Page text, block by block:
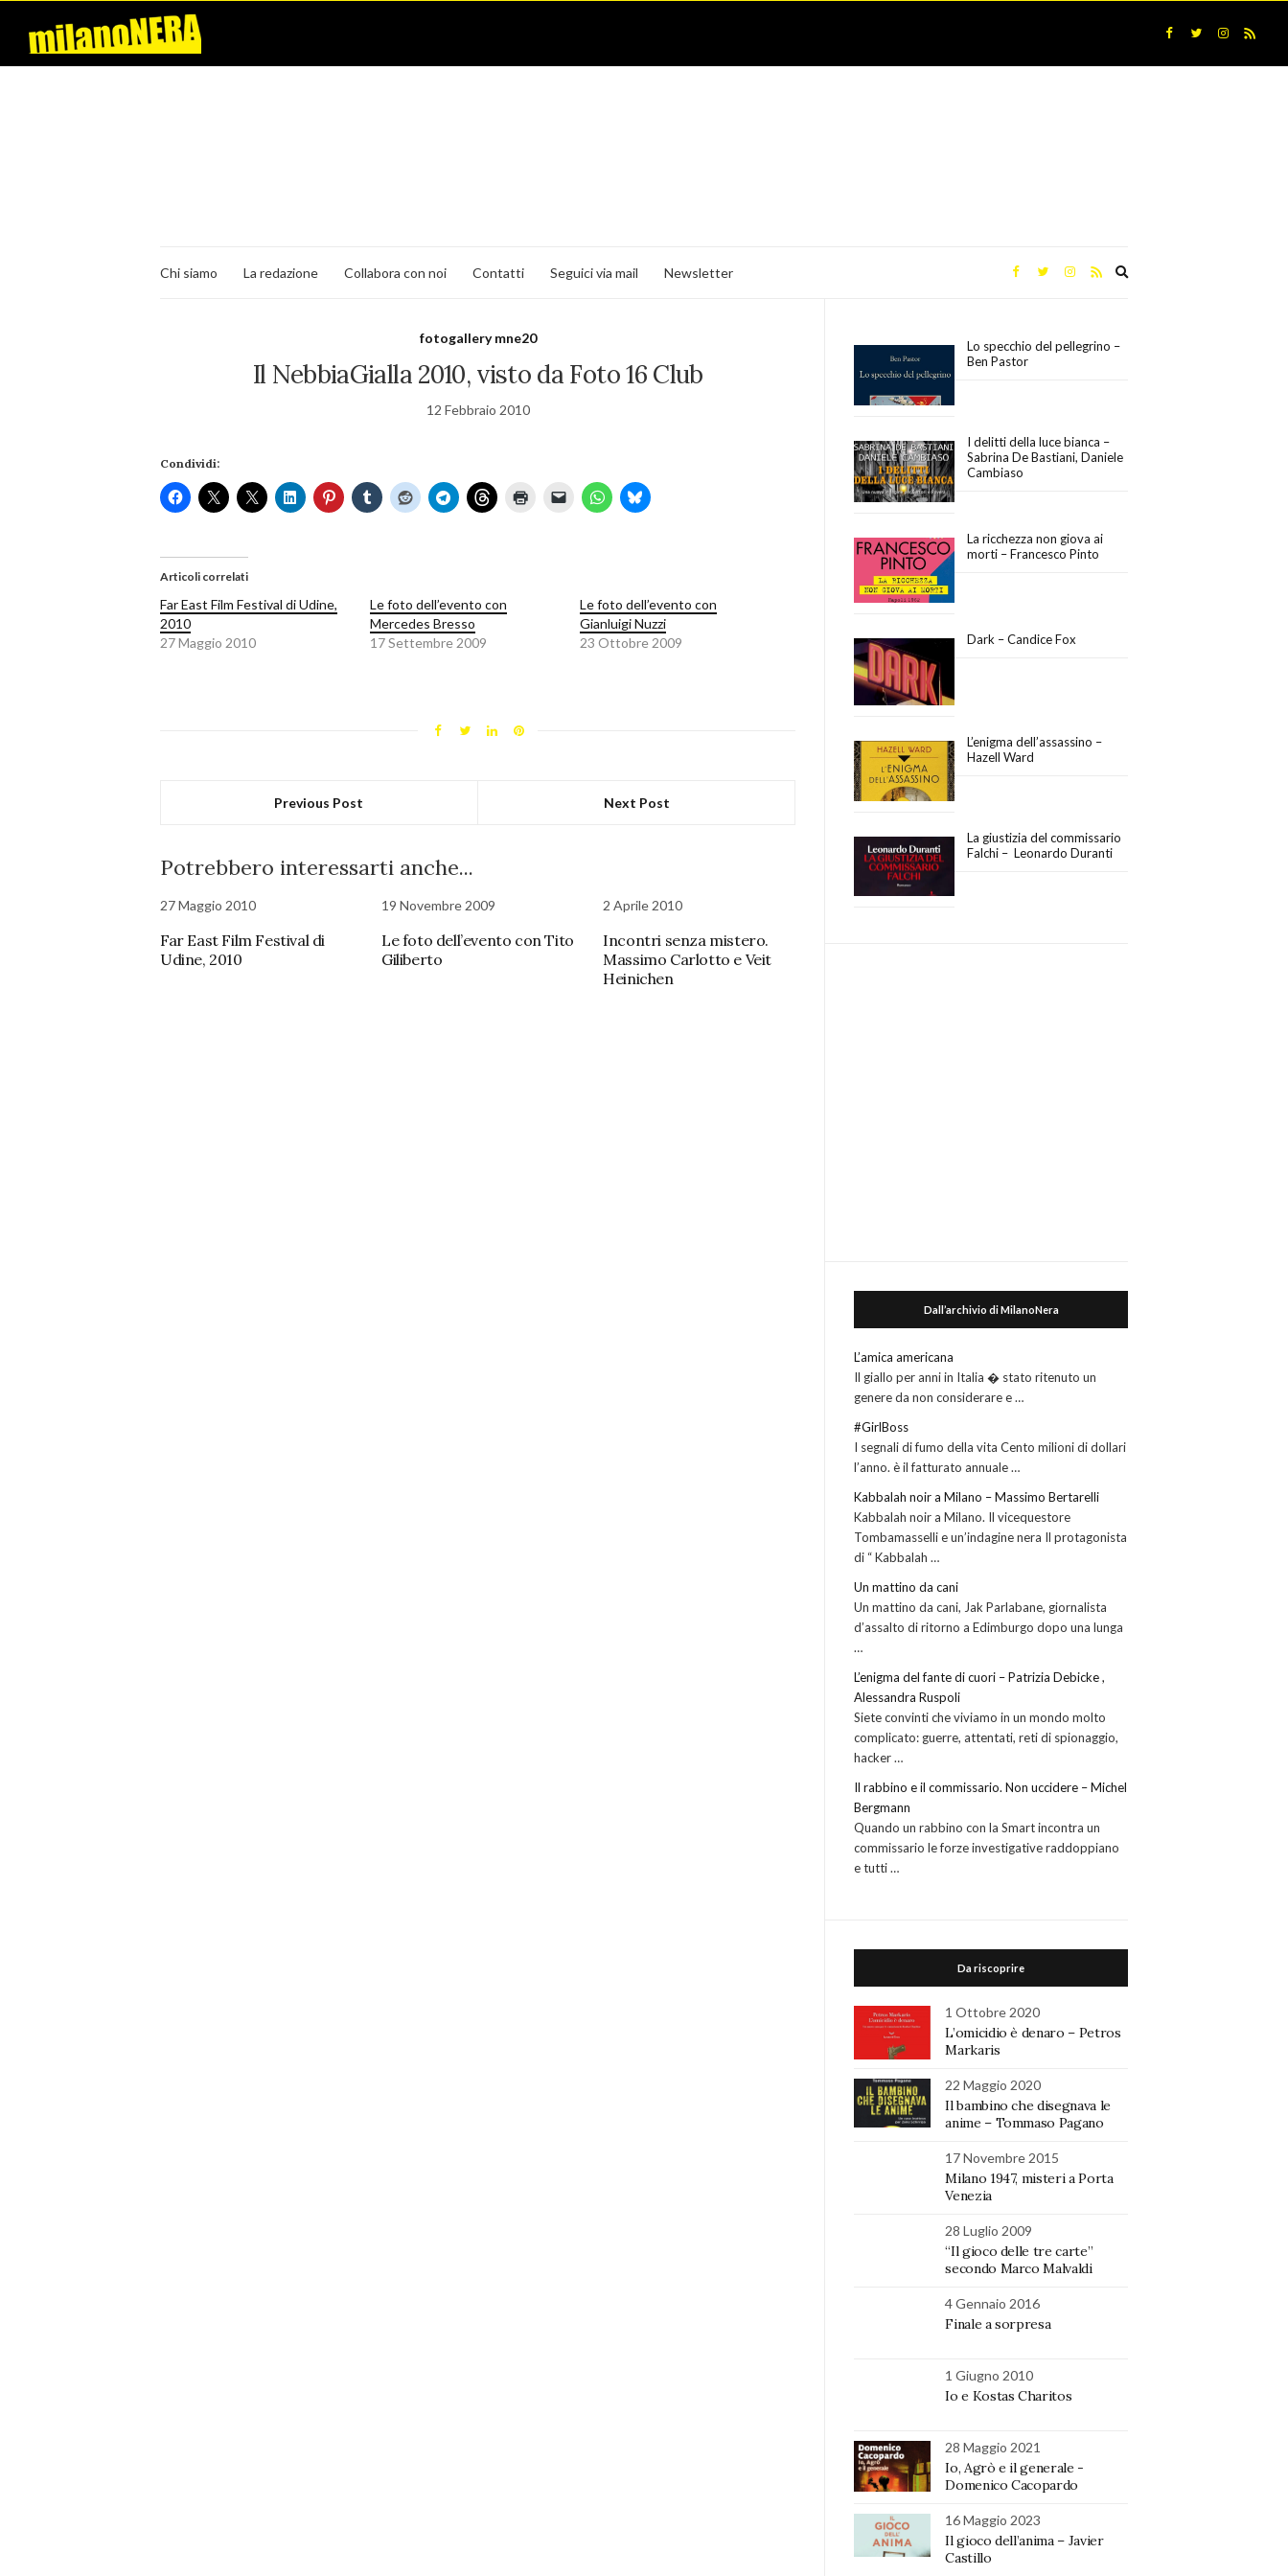
Chi siamo La redazione Collabora con noi Contatti Seguici via mail Newsletter
fotogallery mne20
Il NebbiaGialla 2010, visto da Foto 16 Club
12 Febbraio 2010
Condividi:
Articoli correlati
Far East Film Festival di Udine,
2010
27 Maggio 2010
Le foto dell’evento con
Mercedes Bresso
17 Settembre 2009
Le foto dell’evento con
Gianluigi Nuzzi
23 Ottobre 2009
Previous Post Next Post
Potrebbero interessarti anche...
27 Maggio 2010
Far East Film Festival di
Udine, 2010
19 Novembre 2009
Le foto dell’evento con Tito
Giliberto
2 Aprile 2010
Incontri senza mistero.
Massimo Carlotto e Veit
Heinichen
Lo specchio del pellegrino –
Ben Pastor
I delitti della luce bianca –
Sabrina De Bastiani, Daniele
Cambiaso
La ricchezza non giova ai
morti – Francesco Pinto
Dark – Candice Fox
L’enigma dell’assassino –
Hazell Ward
La giustizia del commissario
Falchi – Leonardo Duranti
Dall’archivio di MilanoNera
L’amica americana
Il giallo per anni in Italia � stato ritenuto un
genere da non considerare e …
#GirlBoss
I segnali di fumo della vita Cento milioni di dollari
l’anno. è il fatturato annuale …
Kabbalah noir a Milano – Massimo Bertarelli
Kabbalah noir a Milano. Il vicequestore
Tombamasselli e un’indagine nera Il protagonista
di “ Kabbalah …
Un mattino da cani
Un mattino da cani, Jak Parlabane, giornalista
d’assalto di ritorno a Edimburgo dopo una lunga
…
L’enigma del fante di cuori – Patrizia Debicke ,
Alessandra Ruspoli
Siete convinti che viviamo in un mondo molto
complicato: guerre, attentati, reti di spionaggio,
hacker …
Il rabbino e il commissario. Non uccidere – Michel
Bergmann
Quando un rabbino con la Smart incontra un
commissario le forze investigative raddoppiano
e tutti …
Da riscoprire
1 Ottobre 2020
L’omicidio è denaro – Petros
Markaris
22 Maggio 2020
Il bambino che disegnava le
anime – Tommaso Pagano
17 Novembre 2015
Milano 1947, misteri a Porta
Venezia
28 Luglio 2009
“Il gioco delle tre carte”
secondo Marco Malvaldi
4 Gennaio 2016
Finale a sorpresa
1 Giugno 2010
Io e Kostas Charitos
28 Maggio 2021
Io, Agrò e il generale -
Domenico Cacopardo
16 Maggio 2023
Il gioco dell’anima – Javier
Castillo